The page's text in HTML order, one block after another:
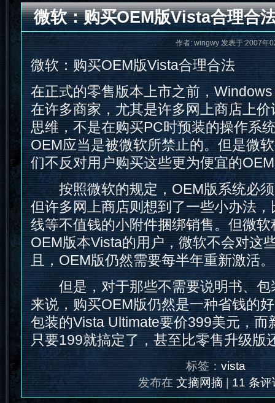
微软：购买OEM版Vista合理合
作者: wingwy 发表于:2007年
微软：购买OEM版Vista合理合法
在正式的零售版本上市之前，
在许多商家，尤其是许多网上商店上
思维，不是在购买PC时预装的操作系
OEM应当是被微软所禁止的。但是微
们不反对用户购买这些更为便宜的
按照微软的规定，OEM版系统必须
但许多网上商店则想到了一些小办法
线等不值钱的小附件捆绑销售。但微
OEM版本Vista的用户，微软不会对这
且，OEM版仍然需要每半年重新激活。
但是，对于那些不需要说明书、包
来说，购买OEM版仍然是一种省钱的
包装的Vista Ultimate要价399美元，而
只要199就搞定了，甚至比零售升级版
标签：vista
发布在文摘网摘|11 条评